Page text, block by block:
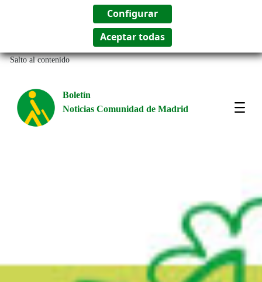
Salto al contenido
Boletín
Noticias Comunidad de Madrid